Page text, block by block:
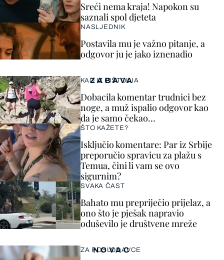
ZABAVA
KAO IZ PIŠTOLJA
Dobacila komentar trudnici bez
noge, a muž ispalio odgovor kao
da je samo čekao…
ŠTO KAŽETE?
Isključio komentare: Par iz Srbije
preporučio spravicu za plažu s
Temua, čini li vam se ovo
sigurnim?
SVAKA ČAST
Bahato mu prepriječio prijelaz, a
ono što je pješak napravio
oduševilo je društvene mreže
Sreći nema kraja! Napokon su
saznali spol djeteta
NASLJEDNIK
Postavila mu je važno pitanje, a
odgovor ju je jako iznenadio
NOVAC
ZA POSLODAVCE